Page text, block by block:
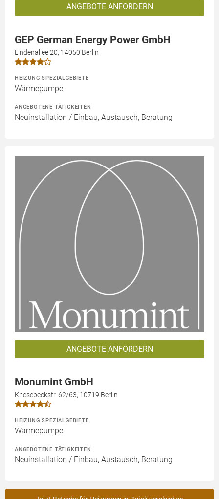
ANGEBOTE ANFORDERN
GEP German Energy Power GmbH
Lindenallee 20, 14050 Berlin
HEIZUNG SPEZIALGEBIETE
Wärmepumpe
ANGEBOTENE TÄTIGKEITEN
Neuinstallation / Einbau, Austausch, Beratung
ANGEBOTE ANFORDERN
Monumint GmbH
Knesebeckstr. 62/63, 10719 Berlin
HEIZUNG SPEZIALGEBIETE
Wärmepumpe
ANGEBOTENE TÄTIGKEITEN
Neuinstallation / Einbau, Austausch, Beratung